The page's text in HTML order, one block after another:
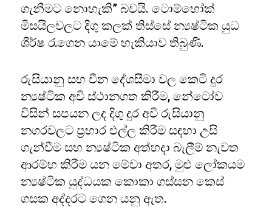
ගැනීමට නොහැකි” බවයි. ටොම්හෝක්
මිසයිලවලට දිගු කලක් තිස්සේ න්‍යෂ්ටික යුධ
ශීර්ෂ රැගෙන යාමේ හැකියාව තිබුණි.
රුසියානු සහ චීන දේශසීමා වල කෙටි දුර
න්‍යෂ්ටික අවි ස්ථානගත කිරීම, නේටෝව
විසින් සපයන ලද දිගු දුර අවි රුසියානු
නගරවලට ප්‍රහාර එල්ල කිරීම සඳහා උසි
ගැන්වීම සහ න්‍යෂ්ටික අත්හදා බැලීම් නැවත
ආරම්භ කිරීම යන මේවා අතර, මුළු ලෝකයම
න්‍යෂ්ටික යුද්ධයක කොකා ගස්සන කෙස්
ගසක අද්දරට ගෙන යනු ඇත.